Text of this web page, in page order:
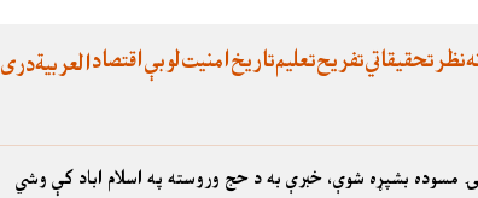
اقتصادلوبېامنیتتاریختعلیمتفریحتحقیقاتينظر دریالعربية
مسوده بشپړه شوې، خبرې به د حج وروسته په اسلام اباد کې وشي